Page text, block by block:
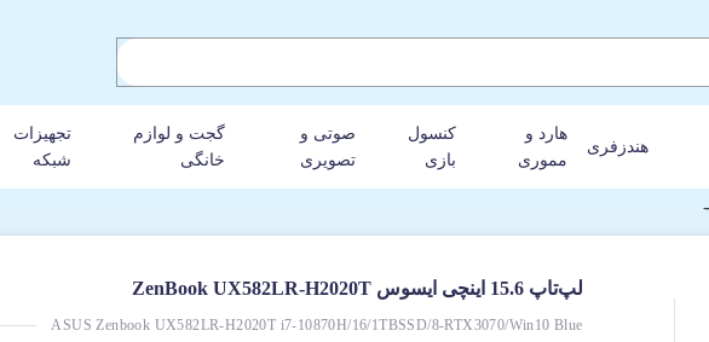
هندزفری
هارد و
مموری
کنسول
بازی
صوتی و
تصویری
گجت و لوازم
خانگی
تجهیزات
شبکه
لپ‌تاپ 15.6 اینچی ایسوس ZenBook UX582LR-H2020T
ASUS Zenbook UX582LR-H2020T i7-10870H/16/1TBSSD/8-RTX3070/Win10 Blue